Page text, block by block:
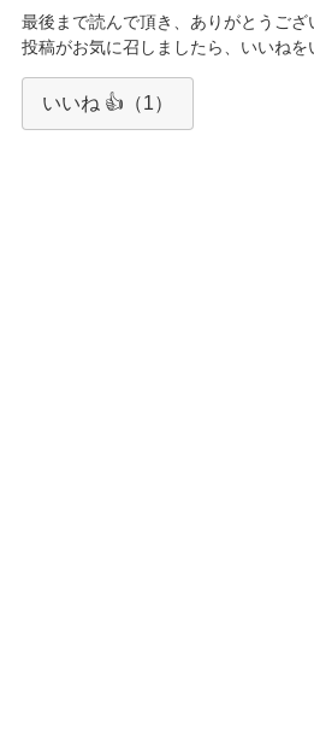
最後まで読んで頂き、ありがとうござ
投稿がお気に召しましたら、いいねを